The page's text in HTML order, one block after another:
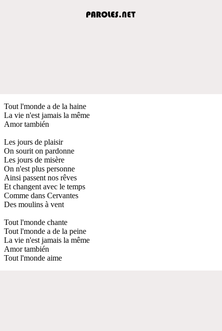
Tout l'monde a de la haine
La vie n'est jamais la même
Amor también
Les jours de plaisir
On sourit on pardonne
Les jours de misère
On n'est plus personne
Ainsi passent nos rêves
Et changent avec le temps
Comme dans Cervantes
Des moulins à vent
Tout l'monde chante
Tout l'monde a de la peine
La vie n'est jamais la même
Amor también
Tout l'monde aime